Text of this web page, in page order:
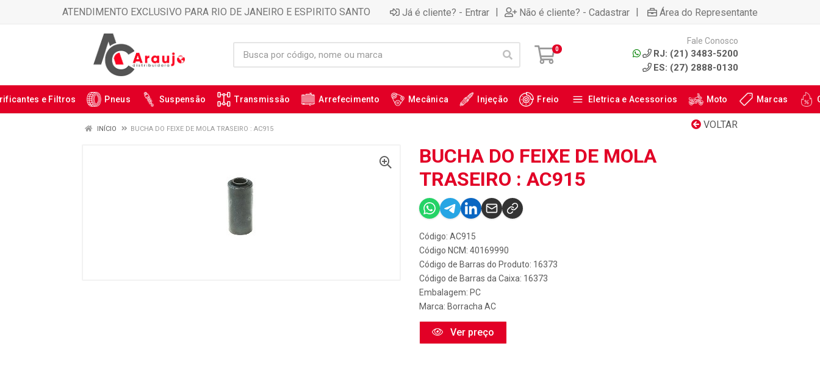
ATENDIMENTO EXCLUSIVO PARA RIO DE JANEIRO E ESPIRITO SANTO Já é cliente? - Entrar | Não é cliente? - Cadastrar | Área do Representante
0
Fale Conosco
RJ: (21) 3483-5200
ES: (27) 2888-0130
e Filtros Pneus Suspensão Transmissão Arrefecimento Mecânica Injeção Freio Eletrica e Acessorios Moto Marcas
VOLTAR
INÍCIO BUCHA DO FEIXE DE MOLA TRASEIRO : AC915
BUCHA DO FEIXE DE MOLA
TRASEIRO : AC915
Código: AC915
Código NCM: 40169990
Código de Barras do Produto: 16373
Código de Barras da Caixa: 16373
Embalagem: PC
Marca: Borracha AC
Ver preço